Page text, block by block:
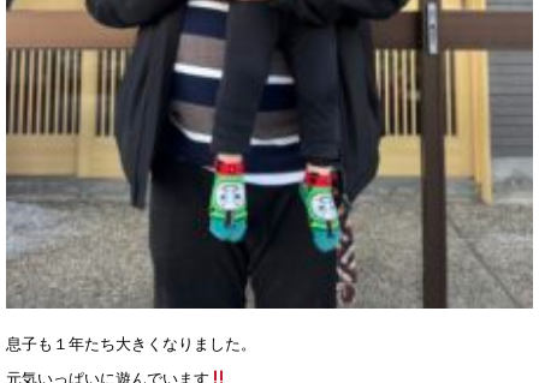
息子も１年たち大きくなりました。
元気いっぱいに遊んでいます